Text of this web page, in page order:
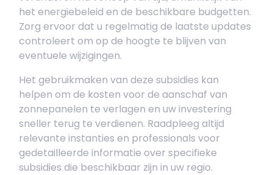
het energiebeleid en de beschikbare budgetten.
Zorg ervoor dat u regelmatig de laatste updates
controleert om op de hoogte te blijven van
eventuele wijzigingen.
Het gebruikmaken van deze subsidies kan
helpen om de kosten voor de aanschaf van
zonnepanelen te verlagen en uw investering
sneller terug te verdienen. Raadpleeg altijd
relevante instanties en professionals voor
gedetailleerde informatie over specifieke
subsidies die beschikbaar zijn in uw regio.